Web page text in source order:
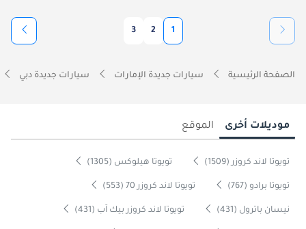
1
2
3
الصفحة الرئيسية سيارات جديدة الإمارات سيارات جديدة دبي
موديلات أخرى الموقع
تويوتا لاند كروزر (1509) تويوتا هيلوكس (1305)
تويوتا برادو (767) تويوتا لاند كروزر 70 (553)
نيسان باترول (431) تويوتا لاند كروزر بيك آب (431)